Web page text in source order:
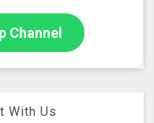
Channel
With Us